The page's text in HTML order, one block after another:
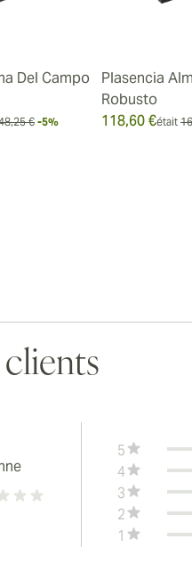
Del Campo
€ -5%
Plasencia
Robusto
118,60 €était
5
4
3
2
1